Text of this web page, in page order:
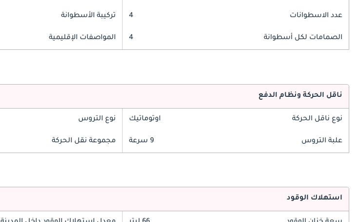
عدد الاسطوانات 4 تركيبة الأسطوانة
الصمامات لكل أسطوانة 4 المواصفات الإقليمية
ناقل الحركة ونظام الدفع
نوع ناقل الحركة اوتوماتيك نوع التروس
علبة التروس 9 سرعة مجموعة نقل الحركة
استهلاك الوقود